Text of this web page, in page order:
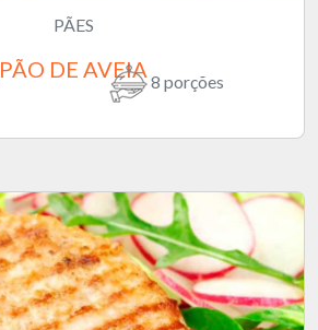
PÃES
PÃO DE AVEIA 8 porções